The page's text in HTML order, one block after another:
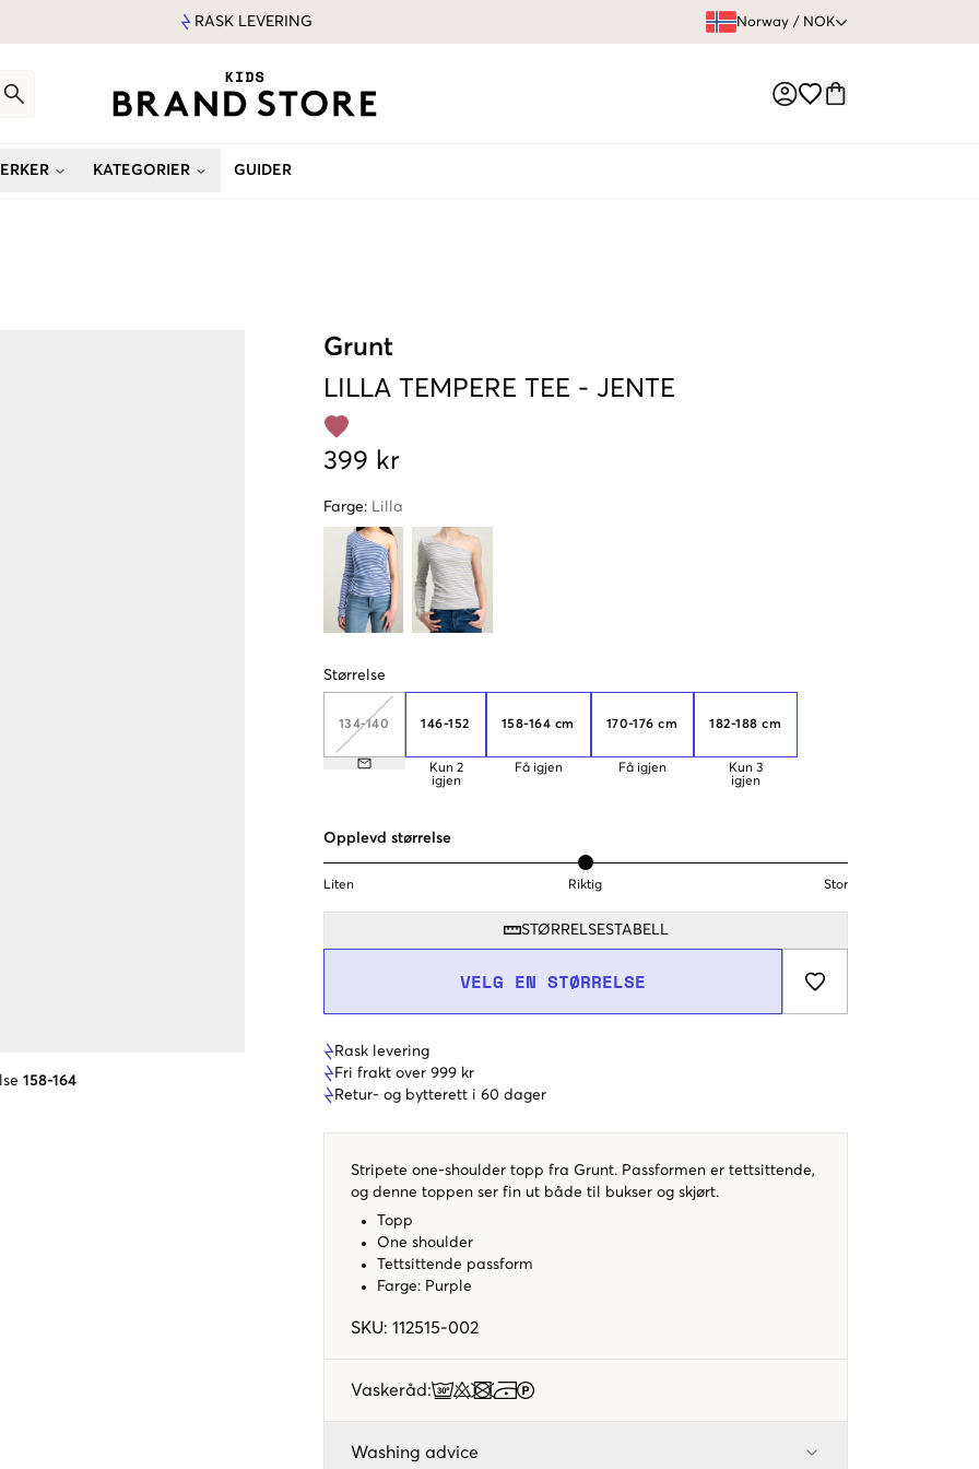
RASK LEVERING Norway / NOK
KATEGORIER GUIDER
158-164
Grunt
LILLA TEMPERE TEE - JENTE
399 kr
Farge: Lilla
Størrelse
134-140 146-152
Kun 2
igjen
158-164 cm
Få igjen
170-176 cm
Få igjen
182-188 cm
Kun 3
igjen
Opplevd størrelse
Liten Riktig Stor
STØRRELSESTABELL
VELG EN STØRRELSE
Rask levering
Fri frakt over 999 kr
Retur- og bytterett i 60 dager
Stripete one-shoulder topp fra Grunt. Passformen er tettsittende,
og denne toppen ser fin ut både til bukser og skjørt.
Topp
One shoulder
Tettsittende passform
Farge: Purple
SKU: 112515-002
Vaskeråd:
Washing advice